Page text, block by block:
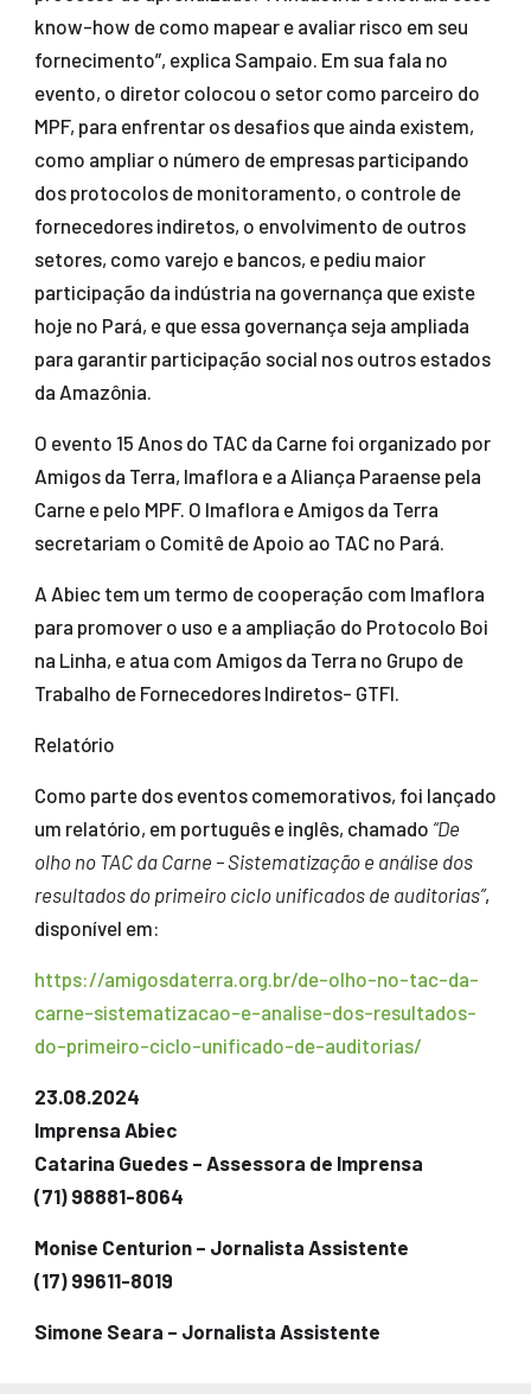
know-how de como mapear e avaliar risco em seu
fornecimento”, explica Sampaio. Em sua fala no
evento, o diretor colocou o setor como parceiro do
MPF, para enfrentar os desafios que ainda existem,
como ampliar o número de empresas participando
dos protocolos de monitoramento, o controle de
fornecedores indiretos, o envolvimento de outros
setores, como varejo e bancos, e pediu maior
participação da indústria na governança que existe
hoje no Pará, e que essa governança seja ampliada
para garantir participação social nos outros estados
da Amazônia.
O evento 15 Anos do TAC da Carne foi organizado por
Amigos da Terra, Imaflora e a Aliança Paraense pela
Carne e pelo MPF. O Imaflora e Amigos da Terra
secretariam o Comitê de Apoio ao TAC no Pará.
A Abiec tem um termo de cooperação com Imaflora
para promover o uso e a ampliação do Protocolo Boi
na Linha, e atua com Amigos da Terra no Grupo de
Trabalho de Fornecedores Indiretos- GTFI.
Relatório
Como parte dos eventos comemorativos, foi lançado
um relatório, em português e inglês, chamado “De
olho no TAC da Carne – Sistematização e análise dos
resultados do primeiro ciclo unificados de auditorias”,
disponível em:
https://amigosdaterra.org.br/de-olho-no-tac-da-
carne-sistematizacao-e-analise-dos-resultados-
do-primeiro-ciclo-unificado-de-auditorias/
23.08.2024
Imprensa Abiec
Catarina Guedes – Assessora de Imprensa
(71) 98881-8064
Monise Centurion – Jornalista Assistente
(17) 99611-8019
Simone Seara – Jornalista Assistente